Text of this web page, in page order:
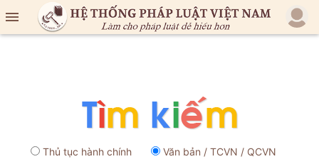

Thủ tục hành chính Văn bản / TCVN / QCVN